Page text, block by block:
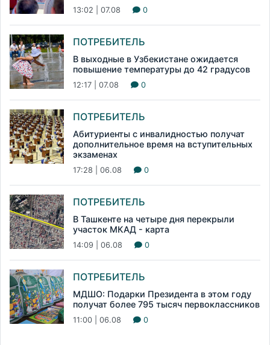
13:02 | 07.08 0
ПОТРЕБИТЕЛЬ
В выходные в Узбекистане ожидается
повышение температуры до 42 градусов
12:17 | 07.08 0
ПОТРЕБИТЕЛЬ
Абитуриенты с инвалидностью получат
дополнительное время на вступительных
экзаменах
17:28 | 06.08 0
ПОТРЕБИТЕЛЬ
В Ташкенте на четыре дня перекрыли
участок МКАД - карта
14:09 | 06.08 0
ПОТРЕБИТЕЛЬ
МДШО: Подарки Президента в этом году
получат более 795 тысяч первоклассников
11:00 | 06.08 0